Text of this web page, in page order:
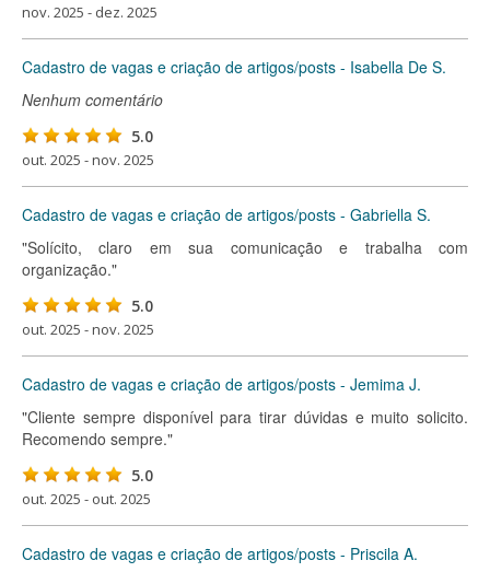
nov. 2025 - dez. 2025
Cadastro de vagas e criação de artigos/posts - Isabella De S.
Nenhum comentário
5.0
out. 2025 - nov. 2025
Cadastro de vagas e criação de artigos/posts - Gabriella S.
"Solícito, claro em sua comunicação e trabalha com
organização."
5.0
out. 2025 - nov. 2025
Cadastro de vagas e criação de artigos/posts - Jemima J.
"Cliente sempre disponível para tirar dúvidas e muito solicito.
Recomendo sempre."
5.0
out. 2025 - out. 2025
Cadastro de vagas e criação de artigos/posts - Priscila A.